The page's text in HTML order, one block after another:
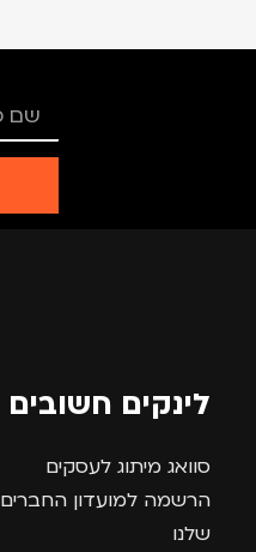
לינקים חשובים
סוואג מיתוג לעסקים
הרשמה למועדון החברים
שלנו